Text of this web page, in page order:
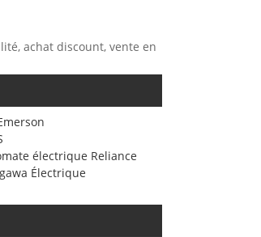
achat discount, vente en
électrique Reliance
Électrique